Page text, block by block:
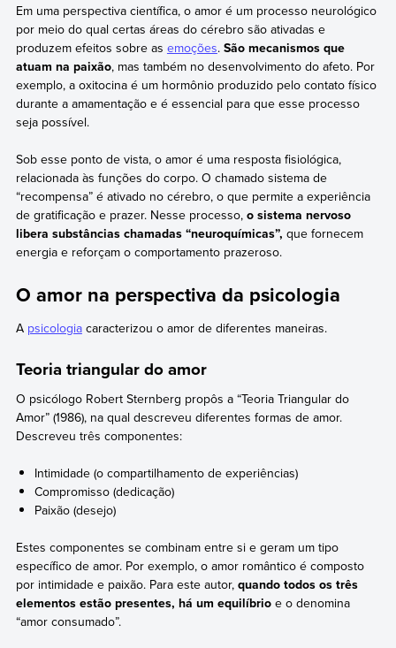
Em uma perspectiva científica, o amor é um processo neurológico
por meio do qual certas áreas do cérebro são ativadas e
produzem efeitos sobre as emoções. São mecanismos que
atuam na paixão, mas também no desenvolvimento do afeto. Por
exemplo, a oxitocina é um hormônio produzido pelo contato físico
durante a amamentação e é essencial para que esse processo
seja possível.
Sob esse ponto de vista, o amor é uma resposta fisiológica,
relacionada às funções do corpo. O chamado sistema de
“recompensa” é ativado no cérebro, o que permite a experiência
de gratificação e prazer. Nesse processo, o sistema nervoso
libera substâncias chamadas “neuroquímicas”, que fornecem
energia e reforçam o comportamento prazeroso.
O amor na perspectiva da psicologia
A psicologiacaracterizou o amor de diferentes maneiras.
Teoria triangular do amor
O psicólogo Robert Sternberg propôs a “Teoria Triangular do
Amor” (1986), na qual descreveu diferentes formas de amor.
Descreveu três componentes:
Intimidade (o compartilhamento de experiências)
Compromisso (dedicação)
Paixão (desejo)
Estes componentes se combinam entre si e geram um tipo
específico de amor. Por exemplo, o amor romântico é composto
por intimidade e paixão. Para este autor, quando todos os três
elementos estão presentes, há um equilíbrioe o denomina
“amor consumado”.